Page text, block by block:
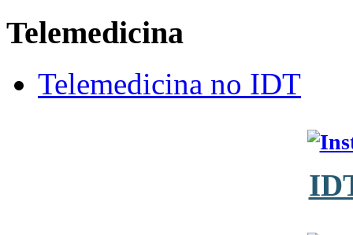
Telemedicina
Telemedicina no IDT